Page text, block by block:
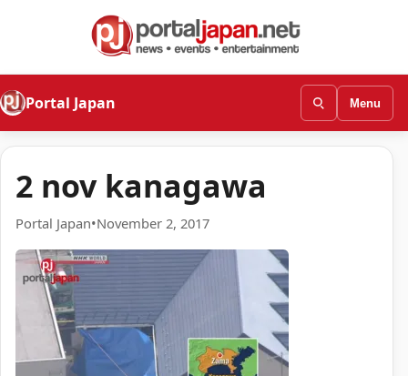
Portal Japan Menu
2 nov kanagawa
Portal Japan•November 2, 2017